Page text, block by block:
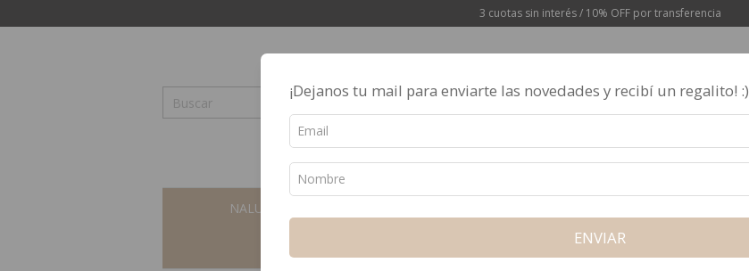
3 cuotas sin interés / 10% OFF por transferencia
NALUSHKA
CONTACTO
¡Dejanos tu mail para enviarte las novedades y recibí un regalito! :)
ENVIAR